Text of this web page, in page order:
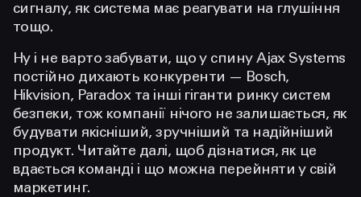
сигналу, як система має реагувати на глушіння
тощо.
Ну і не варто забувати, що у спину Ajax Systems
постійно дихають конкуренти — Bosch,
Hikvision, Paradox та інші гіганти ринку систем
безпеки, тож компанії нічого не залишається, як
будувати якісніший, зручніший та надійніший
продукт. Читайте далі, щоб дізнатися, як це
вдається команді і що можна перейняти у свій
маркетинг.